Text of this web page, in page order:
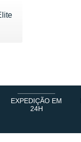
EXPEDIÇÃO EM
24H